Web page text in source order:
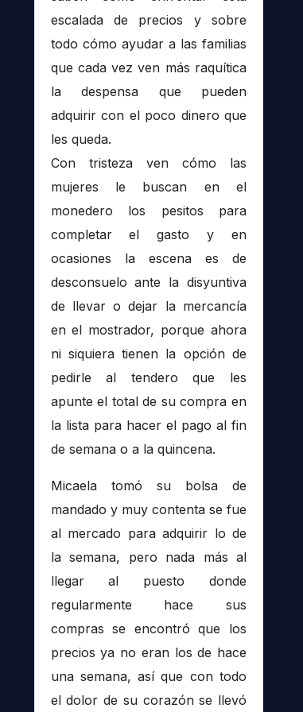
escalada de precios y sobre
todo cómo ayudar a las familias
que cada vez ven más raquítica
la despensa que pueden
adquirir con el poco dinero que
les queda.
Con tristeza ven cómo las
mujeres le buscan en el
monedero los pesitos para
completar el gasto y en
ocasiones la escena es de
desconsuelo ante la disyuntiva
de llevar o dejar la mercancía
en el mostrador, porque ahora
ni siquiera tienen la opción de
pedirle al tendero que les
apunte el total de su compra en
la lista para hacer el pago al fin
de semana o a la quincena.
Micaela tomó su bolsa de
mandado y muy contenta se fue
al mercado para adquirir lo de
la semana, pero nada más al
llegar al puesto donde
regularmente hace sus
compras se encontró que los
precios ya no eran los de hace
una semana, así que con todo
el dolor de su corazón se llevó